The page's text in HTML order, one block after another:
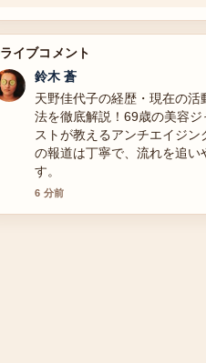
ライブコメント
渡辺 結衣
【2025年】中山翔貴のプロフ
年齢・身長・家族構成・学歴
【父・中山秀征】最新情報を
周辺の検証がしっかりしてい
があります。
8 分前